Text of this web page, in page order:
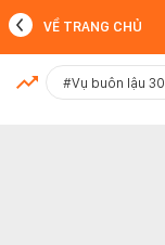
MỚI NHẤT
VỀ TRANG CHỦ
#Vụ buôn lậu